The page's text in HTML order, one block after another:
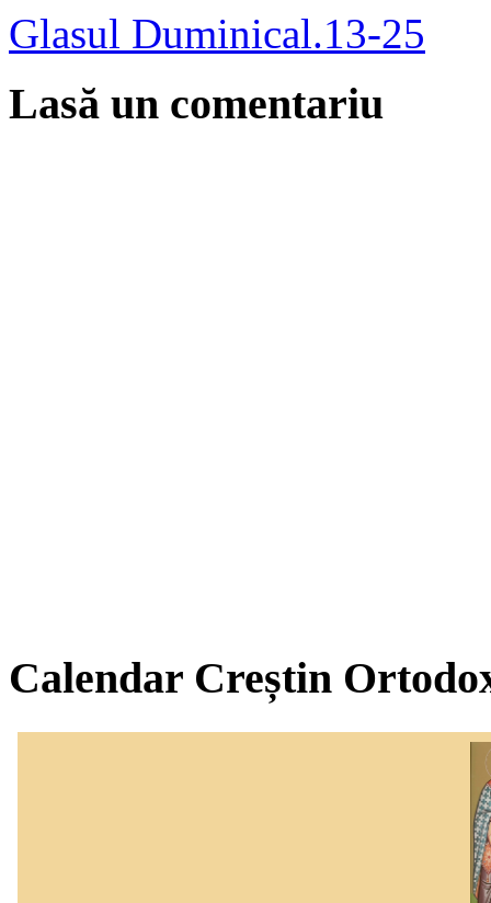
Glasul Duminical.13-25
Lasă un comentariu
Calendar Creștin